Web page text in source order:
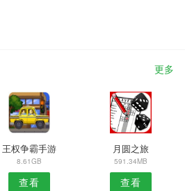
更多
王权争霸手游
8.61GB
查看
月圆之旅
591.34MB
查看